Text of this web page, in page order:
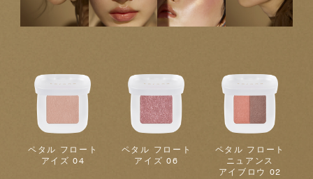
ペタル フロート
アイズ 04
ペタル フロート
アイズ 06
ペタル フロート
ニュアンス
アイブロウ 02